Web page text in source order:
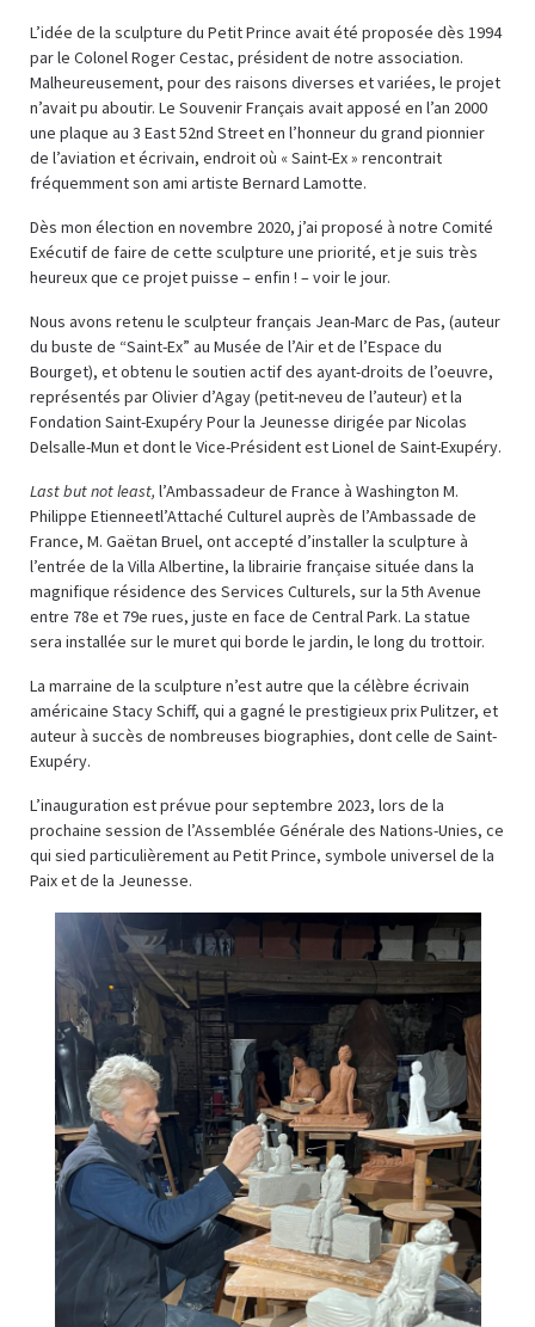
L’idée de la sculpture du Petit Prince avait été proposée dès 1994
par le Colonel Roger Cestac, président de notre association.
Malheureusement, pour des raisons diverses et variées, le projet
n’avait pu aboutir. Le Souvenir Français avait apposé en l’an 2000
une plaque au 3 East 52nd Street en l’honneur du grand pionnier
de l’aviation et écrivain, endroit où « Saint-Ex » rencontrait
fréquemment son ami artiste Bernard Lamotte.
Dès mon élection en novembre 2020, j’ai proposé à notre Comité
Exécutif de faire de cette sculpture une priorité, et je suis très
heureux que ce projet puisse – enfin ! – voir le jour.
Nous avons retenu le sculpteur français Jean-Marc de Pas, (auteur
du buste de “Saint-Ex” au Musée de l’Air et de l’Espace du
Bourget), et obtenu le soutien actif des ayant-droits de l’oeuvre,
représentés par Olivier d’Agay (petit-neveu de l’auteur) et la
Fondation Saint-Exupéry Pour la Jeunesse dirigée par Nicolas
Delsalle-Mun et dont le Vice-Président est Lionel de Saint-Exupéry.
Last but not least, l’Ambassadeur de France à Washington M.
Philippe Etienneetl’Attaché Culturel auprès de l’Ambassade de
France, M. Gaëtan Bruel, ont accepté d’installer la sculpture à
l’entrée de la Villa Albertine, la librairie française située dans la
magnifique résidence des Services Culturels, sur la 5th Avenue
entre 78e et 79e rues, juste en face de Central Park. La statue
sera installée sur le muret qui borde le jardin, le long du trottoir.
La marraine de la sculpture n’est autre que la célèbre écrivain
américaine Stacy Schiff, qui a gagné le prestigieux prix Pulitzer, et
auteur à succès de nombreuses biographies, dont celle de Saint-
Exupéry.
L’inauguration est prévue pour septembre 2023, lors de la
prochaine session de l’Assemblée Générale des Nations-Unies, ce
qui sied particulièrement au Petit Prince, symbole universel de la
Paix et de la Jeunesse.